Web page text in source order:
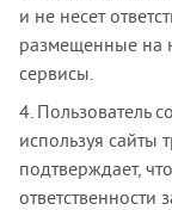
и не несет
размещенные на
сервисы.
4. Пользователь
используя сайты
подтверждает,